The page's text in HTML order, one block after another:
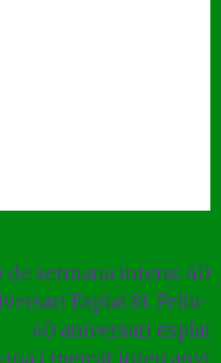
de setmana intens: 40
Esplai St. Feliu-
40 aniversari esplai
i mercat intercanvi